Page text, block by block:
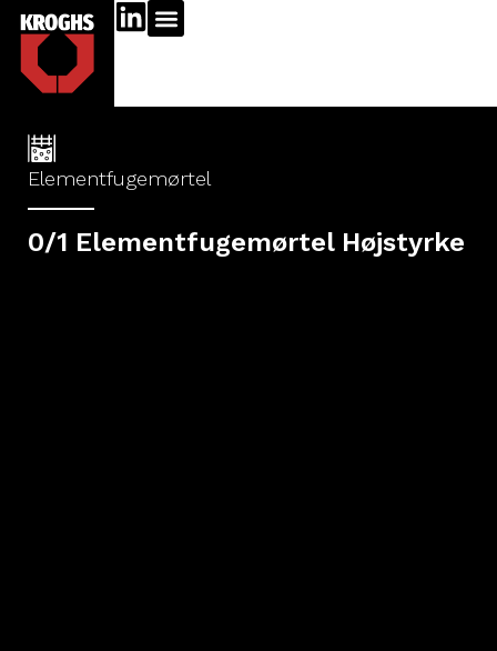
Elementfugemørtel
0/1 Elementfugemørtel Højstyrke